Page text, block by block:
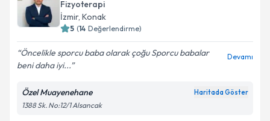
Fizyoterapi
İzmir, Konak
5 (14 Değerlendirme)
Öncelikle sporcu baba olarak çoğu Sporcu babalar
beni daha iyi...
Devamı
Özel Muayenehane Haritada Göster
1388 Sk. No:12/1 Alsancak